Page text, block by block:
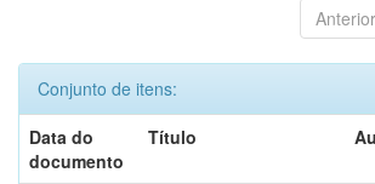
Anterior
Conjunto de itens:
Data do
documento
Título